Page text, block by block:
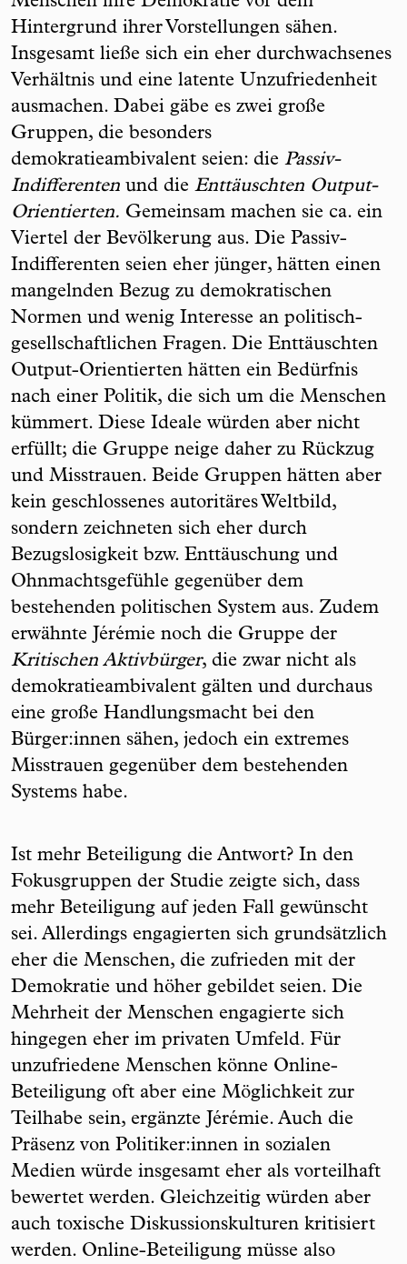
Hintergrund ihrer Vorstellungen sähen.
Insgesamt ließe sich ein eher durchwachsenes
Verhältnis und eine latente Unzufriedenheit
ausmachen. Dabei gäbe es zwei große
Gruppen, die besonders
demokratieambivalent seien: die Passiv-
Indifferenten und die Enttäuschten Output-
Orientierten. Gemeinsam machen sie ca. ein
Viertel der Bevölkerung aus. Die Passiv-
Indifferenten seien eher jünger, hätten einen
mangelnden Bezug zu demokratischen
Normen und wenig Interesse an politisch-
gesellschaftlichen Fragen. Die Enttäuschten
Output-Orientierten hätten ein Bedürfnis
nach einer Politik, die sich um die Menschen
kümmert. Diese Ideale würden aber nicht
erfüllt; die Gruppe neige daher zu Rückzug
und Misstrauen. Beide Gruppen hätten aber
kein geschlossenes autoritäres Weltbild,
sondern zeichneten sich eher durch
Bezugslosigkeit bzw. Enttäuschung und
Ohnmachtsgefühle gegenüber dem
bestehenden politischen System aus. Zudem
erwähnte Jérémie noch die Gruppe der
Kritischen Aktivbürger, die zwar nicht als
demokratieambivalent gälten und durchaus
eine große Handlungsmacht bei den
Bürger:innen sähen, jedoch ein extremes
Misstrauen gegenüber dem bestehenden
Systems habe.
Ist mehr Beteiligung die Antwort? In den
Fokusgruppen der Studie zeigte sich, dass
mehr Beteiligung auf jeden Fall gewünscht
sei. Allerdings engagierten sich grundsätzlich
eher die Menschen, die zufrieden mit der
Demokratie und höher gebildet seien. Die
Mehrheit der Menschen engagierte sich
hingegen eher im privaten Umfeld. Für
unzufriedene Menschen könne Online-
Beteiligung oft aber eine Möglichkeit zur
Teilhabe sein, ergänzte Jérémie. Auch die
Präsenz von Politiker:innen in sozialen
Medien würde insgesamt eher als vorteilhaft
bewertet werden. Gleichzeitig würden aber
auch toxische Diskussionskulturen kritisiert
werden. Online-Beteiligung müsse also